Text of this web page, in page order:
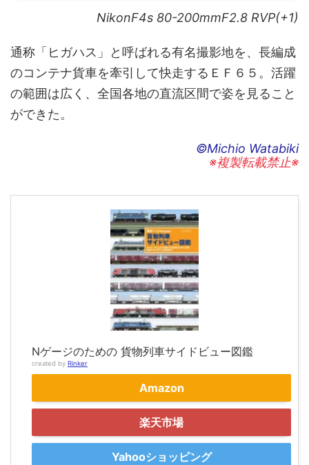
NikonF4s 80-200mmF2.8 RVP(+1)
通称「ヒガハス」と呼ばれる有名撮影地を、長編成
のコンテナ貨車を牽引して快走するＥＦ６５。活躍
の範囲は広く、全国各地の直流区間で姿を見ること
ができた。
©Michio Watabiki
※複製転載禁止※
Nゲージのための 貨物列車サイドビュー図鑑
created by Rinker
Amazon
楽天市場
Yahooショッピング